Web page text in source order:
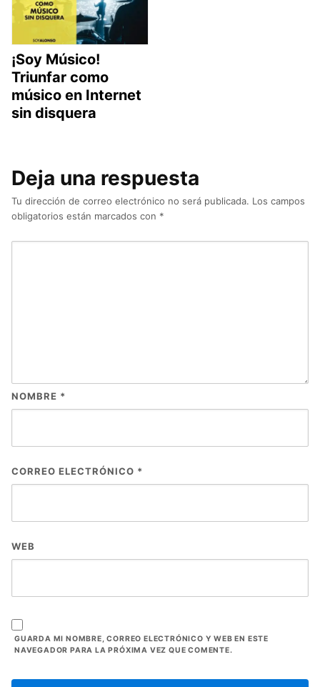
¡Soy Músico!
Triunfar como
músico en Internet
sin disquera
Deja una respuesta
Tu dirección de correo electrónico no será publicada. Los campos
obligatorios están marcados con *
NOMBRE *
CORREO ELECTRÓNICO *
WEB
GUARDA MI NOMBRE, CORREO ELECTRÓNICO Y WEB EN ESTE
NAVEGADOR PARA LA PRÓXIMA VEZ QUE COMENTE.